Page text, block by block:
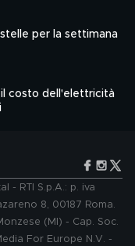
per la settimana
il costo dell'elettricità
- RTI S.p.A.: p. iva
8, 00187 Roma.
(MI) - Cap. Soc.
For Europe N.V. -